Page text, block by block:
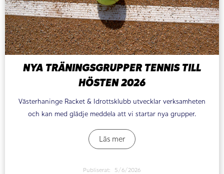
NYA TRÄNINGSGRUPPER TENNIS TILL
HÖSTEN 2026
Västerhaninge Racket & Idrottsklubb utvecklar verksamheten
och kan med glädje meddela att vi startar nya grupper.
Läs mer
Publiserat: 5/6/2026